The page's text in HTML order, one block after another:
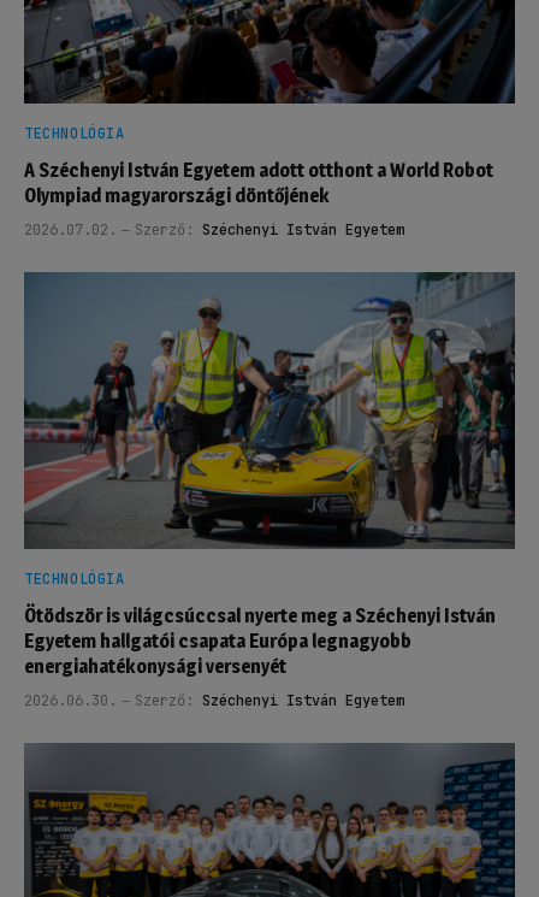
TECHNOLÓGIA
A Széchenyi István Egyetem adott otthont a World Robot
Olympiad magyarországi döntőjének
2026.07.02. Szerző: Széchenyi István Egyetem
TECHNOLÓGIA
Ötödször is világcsúccsal nyerte meg a Széchenyi István
Egyetem hallgatói csapata Európa legnagyobb
energiahatékonysági versenyét
2026.06.30. Szerző: Széchenyi István Egyetem